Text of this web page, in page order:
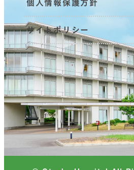
個人情報保護方針
サイトポリシー